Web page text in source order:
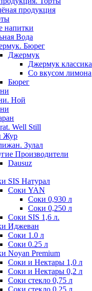
продукция
напитки
Вода
Бюрег
Джермук
Джермук классика
Со вкусом лимона
Бюрег
Ной
Well Still
Жур
Зулал
Производители
Dausuz
SIS Натурал
Соки YAN
Соки 0,930 л
Соки 0,250 л
Соки SIS 1,6 л.
Иджеван
Соки 1.0 л
Соки 0.25 л
Noyan Premium
Соки и Нектары 1,0 л
Соки и Нектары 0,2 л
Соки стекло 0,75 л
Соки стекло 0,25 л